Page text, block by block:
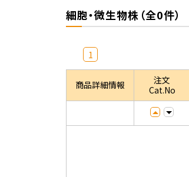
細胞・微生物株（全0件）
1
商品詳細情報
注文
Cat.No